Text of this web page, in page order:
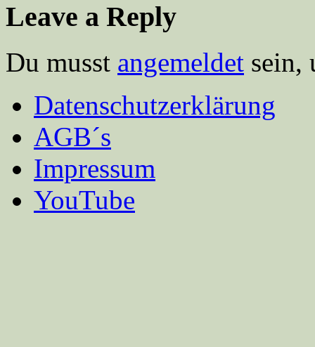
Leave a Reply
Du musst angemeldet sein,
Datenschutzerklärung
AGB´s
Impressum
YouTube